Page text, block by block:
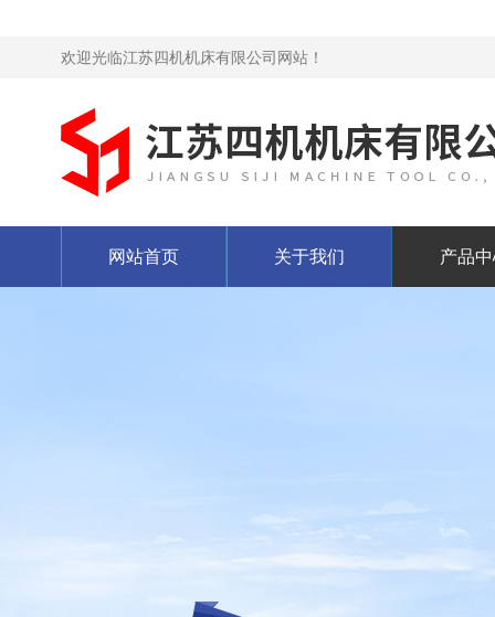
欢迎光临江苏四机机床有限公司网站！
网站首页 关于我们 产品